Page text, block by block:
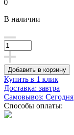
0
В наличии
Добавить в корзину
Купить в 1 клик
Доставка: завтра
Самовывоз: Сегодня
Способы оплаты: